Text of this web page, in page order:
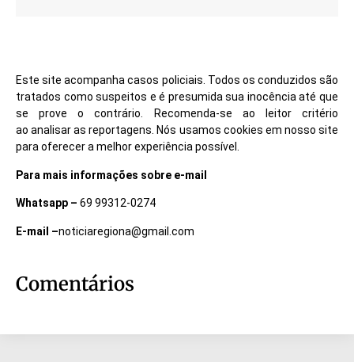
Este site acompanha casos policiais. Todos os conduzidos são
tratados como suspeitos e é presumida sua inocência até que
se prove o contrário. Recomenda-se ao leitor critério
ao analisar as reportagens. Nós usamos cookies em nosso site
para oferecer a melhor experiência possível.
Para mais informações sobre e-mail
Whatsapp – 69 99312-0274
E-mail –noticiaregiona@gmail.com
Comentários